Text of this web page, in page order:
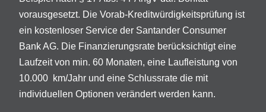
vorausgesetzt. Die Vorab-Kreditwürdigkeitsprüfung ist
ein kostenloser Service der Santander Consumer
Bank AG. Die Finanzierungsrate berücksichtigt eine
Laufzeit von min. 60 Monaten, eine Laufleistung von
10.000 km/Jahr und eine Schlussrate die mit
individuellen Optionen verändert werden kann.